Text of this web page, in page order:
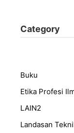
Category
Buku
Etika Profesi
LAIN2
Landasan